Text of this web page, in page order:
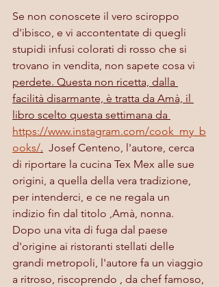
Se non conoscete il vero sciroppo
d'ibisco, e vi accontentate di quegli
stupidi infusi colorati di rosso che si
trovano in vendita, non sapete cosa vi
perdete. Questa non ricetta, dalla
facilità disarmante, è tratta da Amà, il
libro scelto questa settimana da
https://www.instagram.com/cook_my_b
ooks/.
  Josef Centeno, l'autore, cerca
di riportare la cucina Tex Mex alle sue
origini, a quella della vera tradizione,
per intenderci, e ce ne regala un
indizio fin dal titolo ,Amà, nonna.
Dopo una vita di fuga dal paese
d'origine ai ristoranti stellati delle
grandi metropoli, l'autore fa un viaggio
a ritroso, riscoprendo , da chef famoso,